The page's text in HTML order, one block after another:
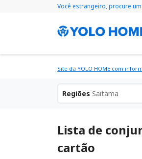
Você estrangeiro, procure
Site da YOLO HOME com
Regiões Saitama
Lista de
cartão